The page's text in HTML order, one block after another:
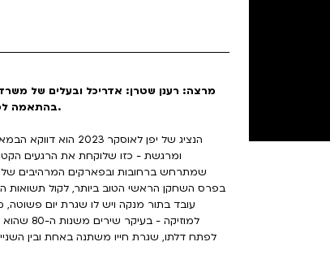
מרצה: רענן שטרן: אדריכל ובעלים של
בהתאמה לסביבה ותרבות בארץ ובעולם. מרצה בפורומים ובאקדמיה.
הנציג של יפן
ומרגשת - כזו שלוקחת את הרגעים
שמתרחש ברחובות ובפארקים המרהיבים של
בפרס השחקן הראשי הטוב ביותר, לקול תשואות
עובד בתור מנקה ויש לו שגרת יום פשוטה,
למוזיקה
לפתח דלתו, שגרת חייו משתנה באחת ובין